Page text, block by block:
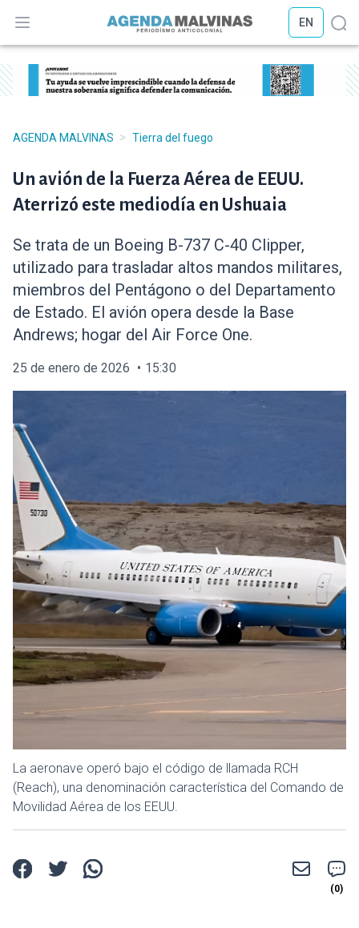
Abrir menú
EN
AGENDA MALVINAS > Tierra del fuego
Un avión de la Fuerza Aérea de EEUU.
Aterrizó este mediodía en Ushuaia
Se trata de un Boeing B-737 C-40 Clipper,
utilizado para trasladar altos mandos militares,
miembros del Pentágono o del Departamento
de Estado. El avión opera desde la Base
Andrews; hogar del Air Force One.
25 de enero de 2026 15:30
La aeronave operó bajo el código de llamada RCH
(Reach), una denominación característica del Comando de
Movilidad Aérea de los EEUU.